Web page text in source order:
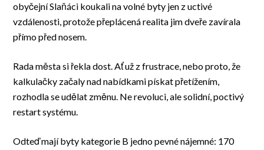
obyčejní Slaňáci koukali na volné byty jen z uctivé
vzdálenosti, protože přeplácená realita jim dveře zavírala
přímo před nosem.
Rada města si řekla dost. Ať už z frustrace, nebo proto, že
kalkulačky začaly nad nabídkami pískat přetížením,
rozhodla se udělat změnu. Ne revoluci, ale solidní, poctivý
restart systému.
Odteď mají byty kategorie B jedno pevné nájemné: 170